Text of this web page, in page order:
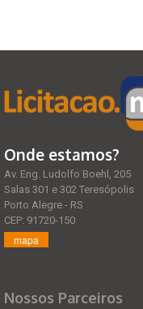
Onde estamos?
Av. Eng. Ludolfo Boehl, 205
Salas 301 e 302 Teresópolis
Porto Alegre - RS
CEP: 91720-150
mapa
Nossos Parceiros